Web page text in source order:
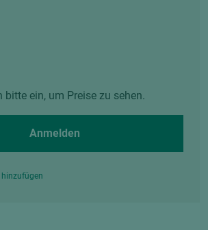
bitte ein, um Preise zu sehen.
Anmelden